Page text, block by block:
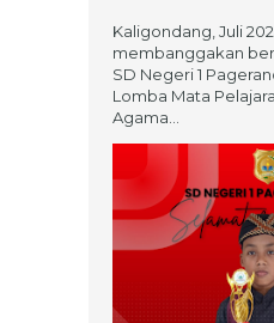
Kaligondang, Juli
membanggakan
SD Negeri 1
Lomba Mata
Agama...